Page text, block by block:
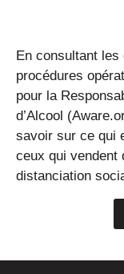
En consultant
procédures
pour la
d’Alcool
savoir sur ce qui
ceux qui vendent
distanciation